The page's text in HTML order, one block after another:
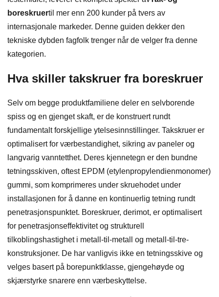
boreskruertil mer enn 200 kunder på tvers av
internasjonale markeder. Denne guiden dekker den
tekniske dybden fagfolk trenger når de velger fra denne
kategorien.
Hva skiller takskruer fra boreskruer
Selv om begge produktfamiliene deler en selvborende
spiss og en gjenget skaft, er de konstruert rundt
fundamentalt forskjellige ytelsesinnstillinger. Takskruer er
optimalisert for værbestandighet, sikring av paneler og
langvarig vanntetthet. Deres kjennetegn er den bundne
tetningsskiven, oftest EPDM (etylenpropylendienmonomer)
gummi, som komprimeres under skruehodet under
installasjonen for å danne en kontinuerlig tetning rundt
penetrasjonspunktet. Boreskruer, derimot, er optimalisert
for penetrasjonseffektivitet og strukturell
tilkoblingshastighet i metall-til-metall og metall-til-tre-
konstruksjoner. De har vanligvis ikke en tetningsskive og
velges basert på borepunktklasse, gjengehøyde og
skjærstyrke snarere enn værbeskyttelse.